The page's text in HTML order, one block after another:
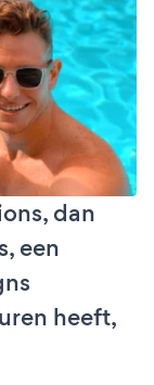
dan
een
heeft,